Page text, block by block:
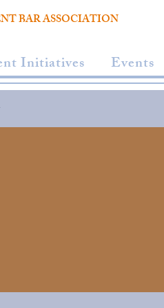
BAR ASSOCIATION
Initiatives Events